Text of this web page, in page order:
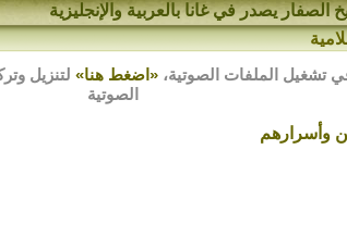
الصفار يصدر في غانا بالعربية والإنجليزية
تشغيل الملفات الصوتية،«اضغط هنا»
الصوتية
وأسرارهم